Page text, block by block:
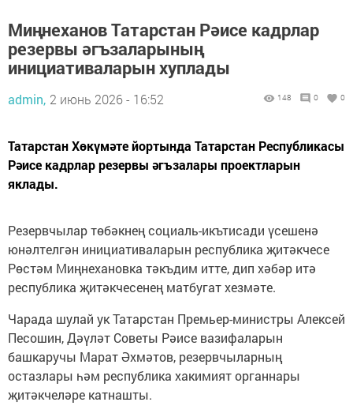
Миңнеханов Татарстан Рәисе кадрлар
резервы әгъзаларының
инициативаларын хуплады
admin, 2 июнь 2026 - 16:52 148 0 0
Татарстан Хөкүмәте йортында Татарстан Республикасы
Рәисе кадрлар резервы әгъзалары проектларын
яклады.
Резервчылар төбәкнең социаль-икътисади үсешенә
юнәлтелгән инициативаларын республика җитәкчесе
Рөстәм Миңнехановка тәкъдим итте, дип хәбәр итә
республика җитәкчесенең матбугат хезмәте.
Чарада шулай ук Татарстан Премьер-министры Алексей
Песошин, Дәүләт Советы Рәисе вазифаларын
башкаручы Марат Әхмәтов, резервчыларның
остазлары һәм республика хакимият органнары
җитәкчеләре катнашты.